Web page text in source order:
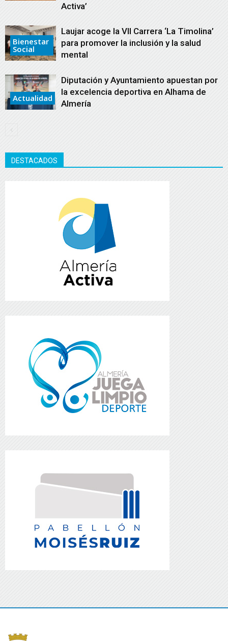
Activa’
Bienestar
Social
Laujar acoge la VII Carrera ‘La Timolina’
para promover la inclusión y la salud
mental
Actualidad
Diputación y Ayuntamiento apuestan por
la excelencia deportiva en Alhama de
Almería
DESTACADOS